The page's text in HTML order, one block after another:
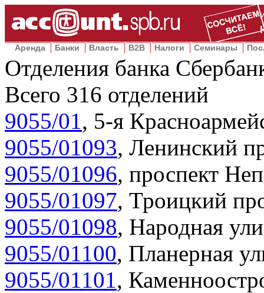
Аренда Банки Власть B2B Налоги Семинары
Отделения банка
Всего 316 отделений
9055/01, 5-я
9055/01093, Ленинский
9055/01096, проспект
9055/01097, Троицкий
9055/01098, Народная
9055/01100, Планерная
9055/01101,